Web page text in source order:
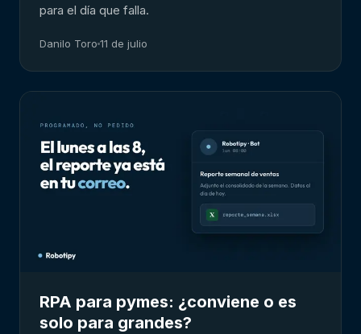
para el día que falla.
Danilo Toro 11 de julio
RPA para pymes: ¿conviene o es
solo para grandes?